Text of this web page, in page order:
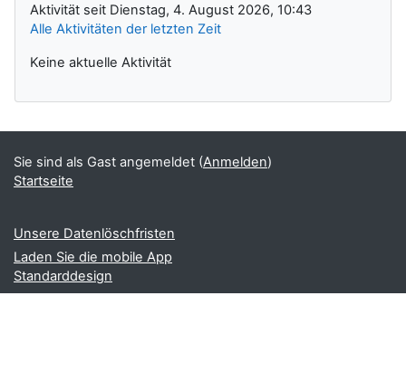
Aktivität seit Dienstag, 4. August 2026, 10:43
Alle Aktivitäten der letzten Zeit
Keine aktuelle Aktivität
Sie sind als Gast angemeldet (Anmelden)
Startseite
Unsere Datenlöschfristen
Laden Sie die mobile App
Standarddesign